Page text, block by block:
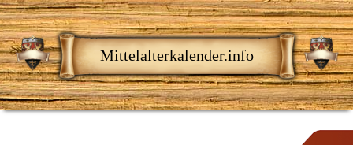
Mittelalterkalender.info